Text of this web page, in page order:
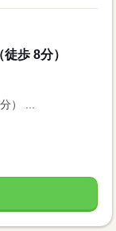
歩 8分）
） ...